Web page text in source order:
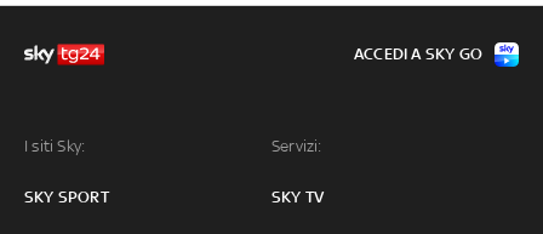
I siti Sky:
SKY SPORT
Servizi:
SKY TV
ACCEDI A SKY GO